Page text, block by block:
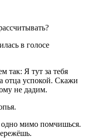
в голосе
так: Я тут за тебя
отца успокой. Скажи
не дадим.
одно мимо помчишься.